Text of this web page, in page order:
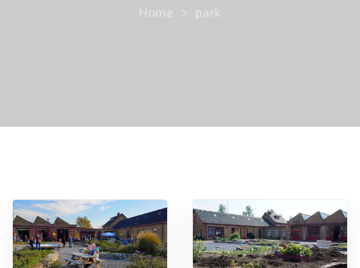
Home park